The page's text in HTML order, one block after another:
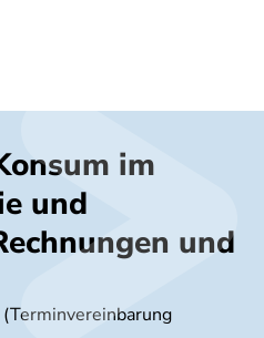
im
und
und